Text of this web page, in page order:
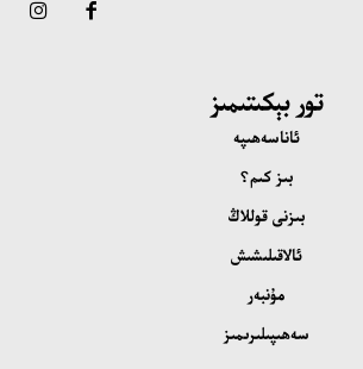
تور بېكىتىمىز
ئاناسەھىپە
بىز كىم؟
بىزنى قوللاڭ
ئالاقىلىشىش
مۇنبەر
سەھىپىلىرىمىز